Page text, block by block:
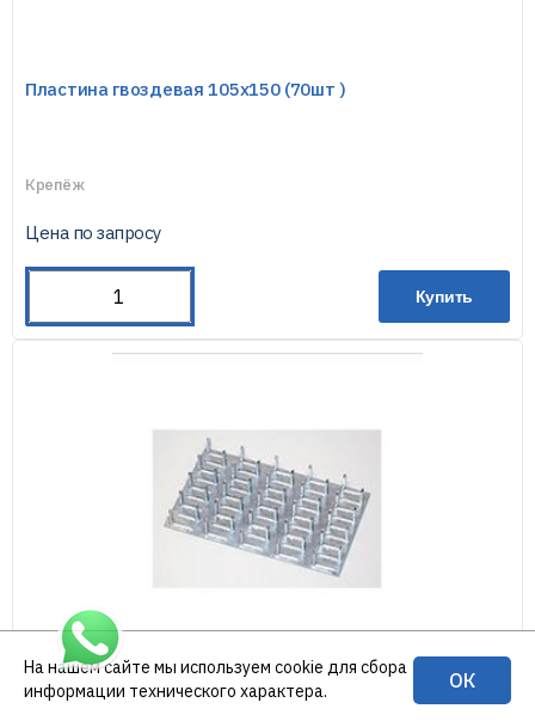
Пластина гвоздевая 105х150 (70шт )
Крепёж
Цена по запросу
Купить
Пластина гвоздевая 105х200х1,2 выс зуба 8мм (100шт )
На нашем сайте мы используем cookie для сбора
информации технического характера.
ОК